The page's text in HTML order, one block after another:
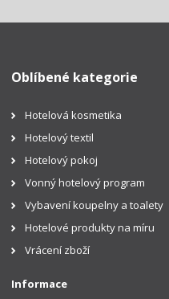
Oblíbené kategorie
Hotelová kosmetika
Hotelový textil
Hotelový pokoj
Vonný hotelový program
Vybavení koupelny a toalety
Hotelové produkty na míru
Vrácení zboží
Informace